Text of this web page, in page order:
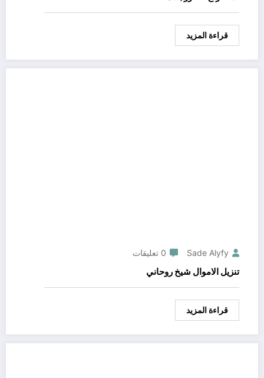
قراءة المزيد
Sade Alyfy 0 تعليقات
تنزيل الاموال شيخ روحاني
قراءة المزيد